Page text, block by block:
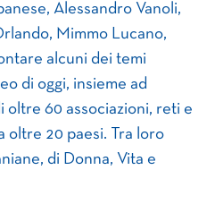
Alessandro Vanoli,
Mimmo Lucano,
alcuni dei temi
di oggi, insieme ad
oltre 60 associazioni, reti e
oltre 20 paesi. Tra loro
di Donna, Vita e